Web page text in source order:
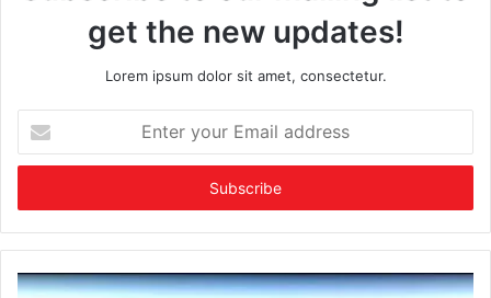
get the new updates!
Lorem ipsum dolor sit amet, consectetur.
your
Email